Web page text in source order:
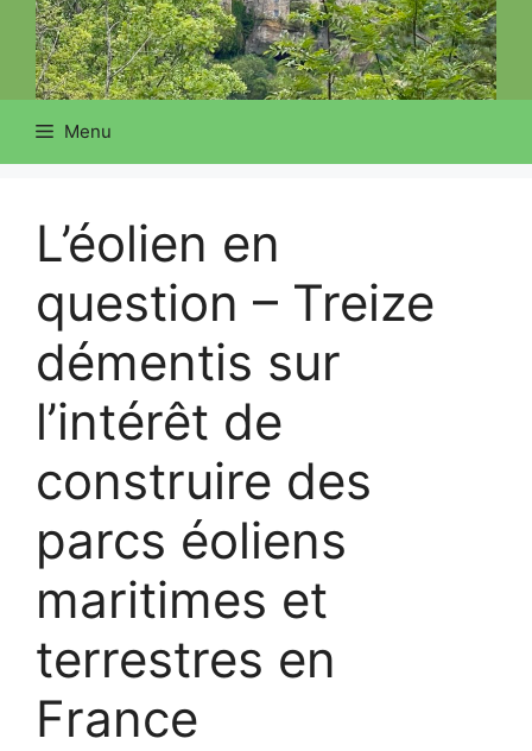
Menu
L’éolien en
question – Treize
démentis sur
l’intérêt de
construire des
parcs éoliens
maritimes et
terrestres en
France